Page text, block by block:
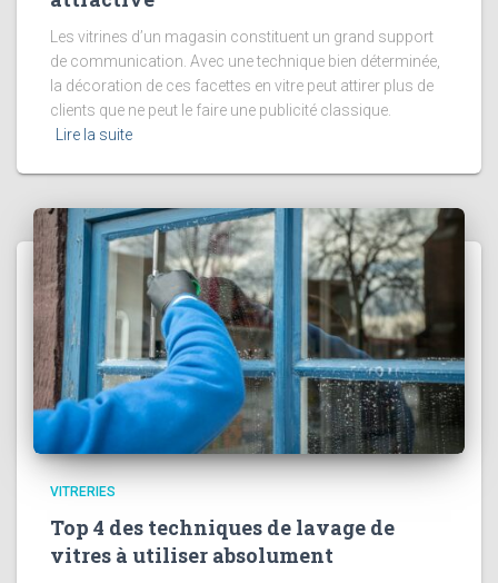
Les vitrines d’un magasin constituent un grand support
de communication. Avec une technique bien déterminée,
la décoration de ces facettes en vitre peut attirer plus de
clients que ne peut le faire une publicité classique.
Lire la suite
VITRERIES
Top 4 des techniques de lavage de
vitres à utiliser absolument